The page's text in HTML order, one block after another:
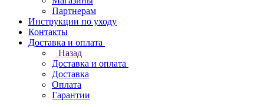
Партнерам
Инструкции по уходу
Контакты
Доставка и оплата
Назад
Доставка и оплата
Доставка
Оплата
Гарантии